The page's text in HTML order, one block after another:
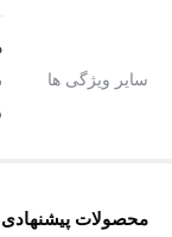
سایر ویژگی ها
محصولات پیشنهادی